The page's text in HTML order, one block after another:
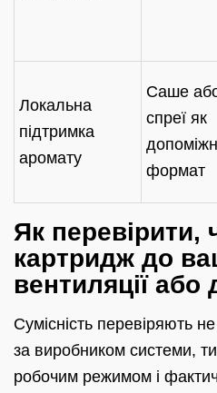
Локальна
підтримка
аромату
Саше
спреї як
формат
Як перевірити,
картридж до
вентиляції
Сумісність перевіряють
за виробником системи,
робочим режимом і